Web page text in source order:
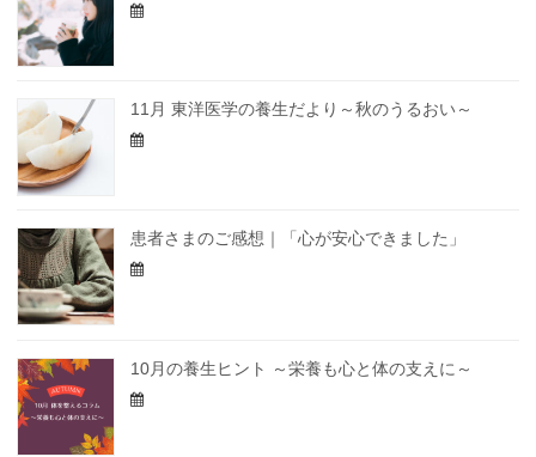
11月 東洋医学の養生だより～秋のうるおい～
患者さまのご感想｜「心が安心できました」
10月の養生ヒント ～栄養も心と体の支えに～